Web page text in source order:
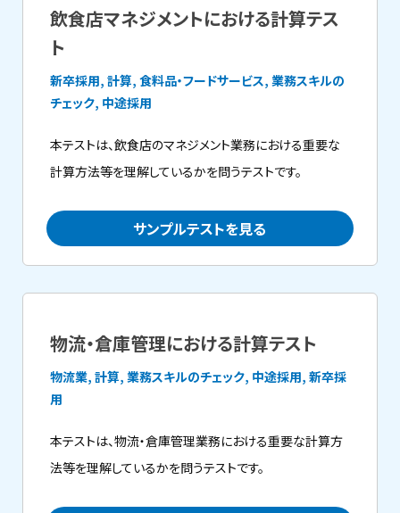
飲食店マネジメントにおける計算テス
ト
新卒採用, 計算, 食料品・フードサービス, 業務スキルの
チェック, 中途採用
本テストは、飲食店のマネジメント業務における重要な
計算方法等を理解しているかを問うテストです。
サンプルテストを見る
物流・倉庫管理における計算テスト
物流業, 計算, 業務スキルのチェック, 中途採用, 新卒採
用
本テストは、物流・倉庫管理業務における重要な計算方
法等を理解しているかを問うテストです。